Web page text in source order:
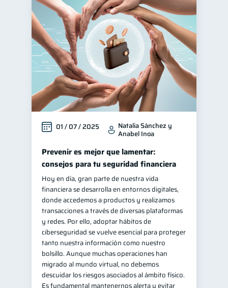
01 / 07 / 2025 Natalia Sánchez y
Anabel Inoa
Prevenir es mejor que lamentar:
consejos para tu seguridad financiera
Hoy en día, gran parte de nuestra vida
financiera se desarrolla en entornos digitales,
donde accedemos a productos y realizamos
transacciones a través de diversas plataformas
y redes. Por ello, adoptar hábitos de
ciberseguridad se vuelve esencial para proteger
tanto nuestra información como nuestro
bolsillo. Aunque muchas operaciones han
migrado al mundo virtual, no debemos
descuidar los riesgos asociados al ámbito físico.
Es fundamental mantenernos alerta y evitar